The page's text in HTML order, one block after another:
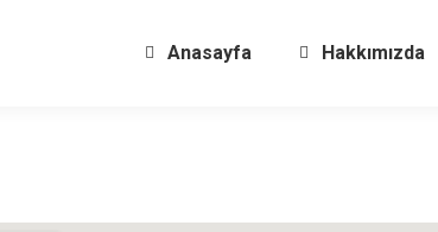
Anasayfa Hakkımızda